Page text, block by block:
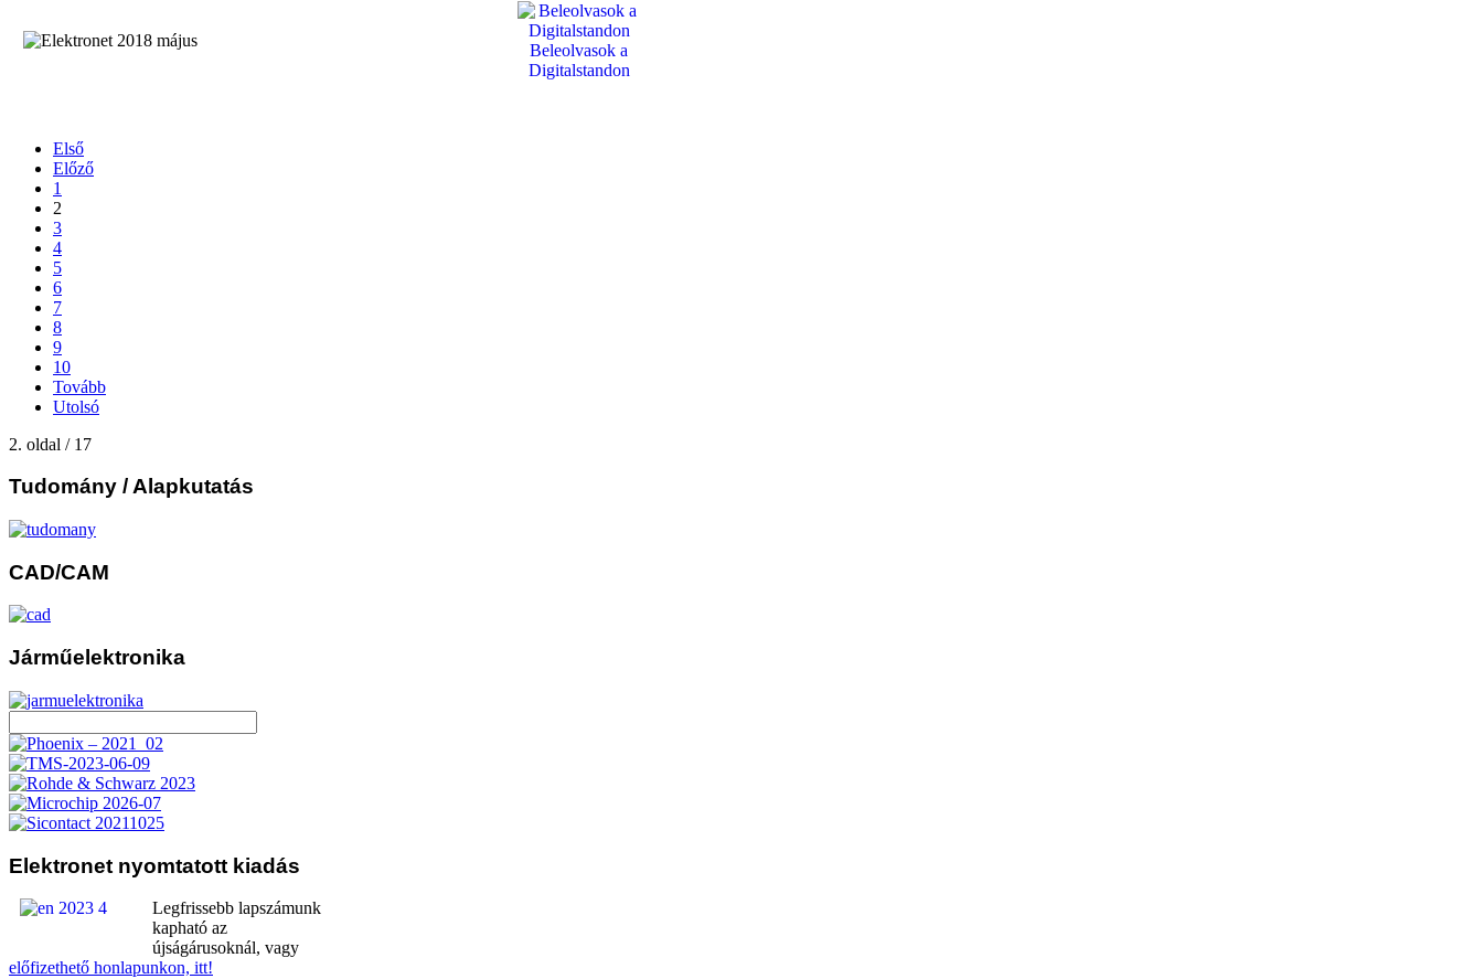
Beleolvasok a
Digitalstandon
Első
Előző
1
2
3
4
5
6
7
8
9
10
Tovább
Utolsó
2. oldal / 17
Tudomány / Alapkutatás
CAD/CAM
Járműelektronika
Elektronet nyomtatott kiadás
Legfrissebb lapszámunk
kapható az
újságárusoknál, vagy
előfizethető honlapunkon, itt!